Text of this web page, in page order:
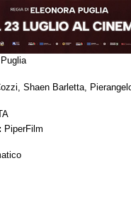
Shaen Barletta,
PiperFilm